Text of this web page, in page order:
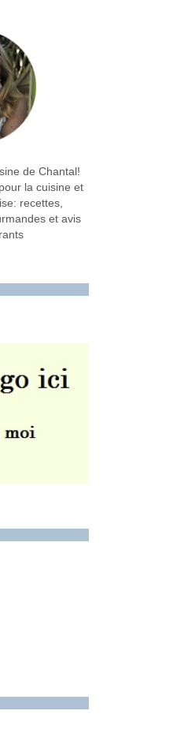
de Chantal!
la cuisine et
recettes,
et avis